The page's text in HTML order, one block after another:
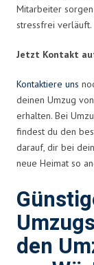
Mitarbeiter
stressfrei verläuft.
Jetzt Kontakt
Kontaktiere uns
deinen Umzug
erhalten. Bei
findest du den
darauf, dir bei
neue Heimat so
den